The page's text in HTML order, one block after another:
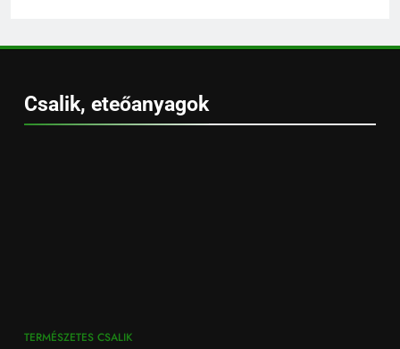
Csalik, eteőanyagok
TERMÉSZETES CSALIK